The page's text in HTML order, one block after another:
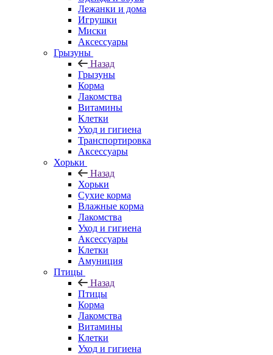
Лежанки и дома
Игрушки
Миски
Аксессуары
Грызуны
Назад
Грызуны
Корма
Лакомства
Витамины
Клетки
Уход и гигиена
Транспортировка
Аксессуары
Хорьки
Назад
Хорьки
Сухие корма
Влажные корма
Лакомства
Уход и гигиена
Аксессуары
Клетки
Амуниция
Птицы
Назад
Птицы
Корма
Лакомства
Витамины
Клетки
Уход и гигиена